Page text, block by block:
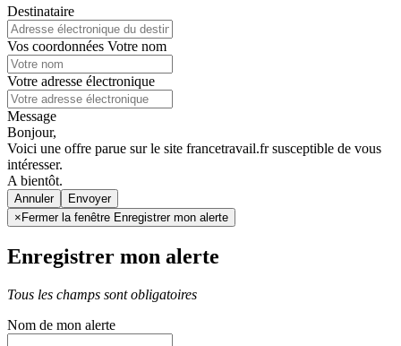
Destinataire
Vos coordonnées Votre nom
Votre adresse électronique
Message
Bonjour,
Voici une offre parue sur le site francetravail.fr susceptible de vous
intéresser.
A bientôt.
Annuler
× Fermer la fenêtre Enregistrer mon alerte
Enregistrer mon alerte
Tous les champs sont obligatoires
Nom de mon alerte